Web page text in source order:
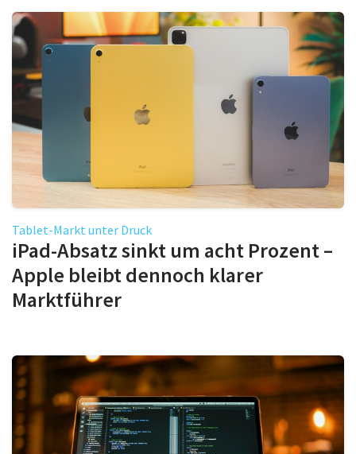
Tablet-Markt unter Druck
iPad-Absatz sinkt um acht Prozent –
Apple bleibt dennoch klarer
Marktführer